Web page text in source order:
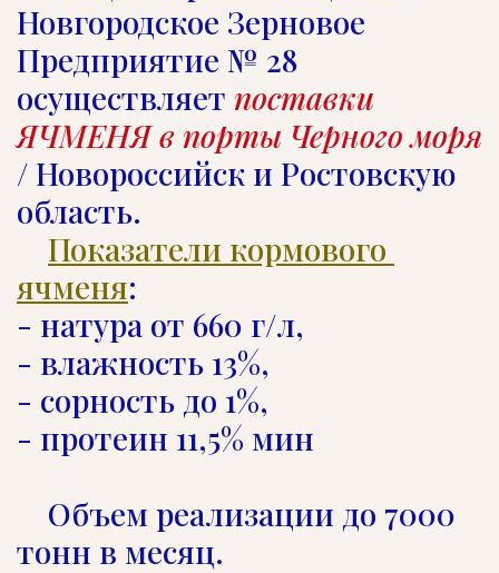
Новгородское Зерновое
Предприятие № 28
осуществляет поставки
ЯЧМЕНЯ в порты Черного моря
/ Новороссийск и Ростовскую
область.
Показатели кормового
ячменя:
- натура от 660 г/л,
- влажность 13%,
- сорность до 1%,
- протеин 11,5% мин
тонн в месяц.